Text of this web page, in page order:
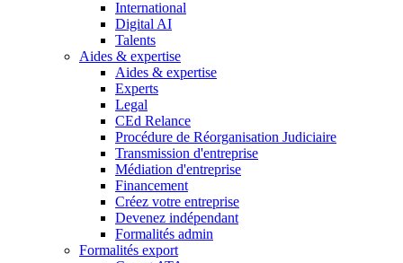
International
Digital AI
Talents
Aides & expertise
Aides & expertise
Experts
Legal
CEd Relance
Procédure de Réorganisation Judiciaire
Transmission d'entreprise
Médiation d'entreprise
Financement
Créez votre entreprise
Devenez indépendant
Formalités admin
Formalités export